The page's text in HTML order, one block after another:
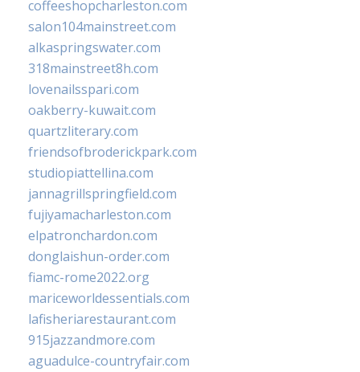
coffeeshopcharleston.com
salon104mainstreet.com
alkaspringswater.com
318mainstreet8h.com
lovenailsspari.com
oakberry-kuwait.com
quartzliterary.com
friendsofbroderickpark.com
studiopiattellina.com
jannagrillspringfield.com
fujiyamacharleston.com
elpatronchardon.com
donglaishun-order.com
fiamc-rome2022.org
mariceworldessentials.com
lafisheriarestaurant.com
915jazzandmore.com
aguadulce-countryfair.com